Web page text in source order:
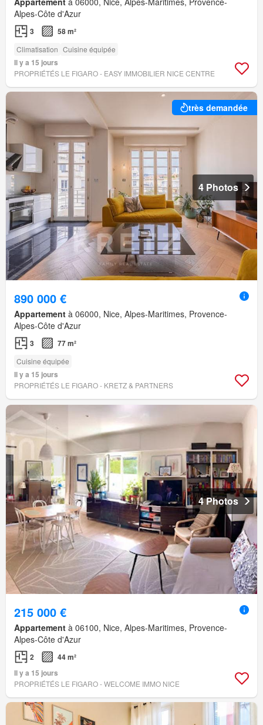
Alpes-Côte d'Azur
3 58 m²
Climatisation Cuisine équipée
Il y a 15 jours
PROPRIÉTÉS LE FIGARO - EASY IMMOBILIER NICE CENTRE
très demandée
4 Photos
890 000 €
Appartement à 06000, Nice, Alpes-Maritimes, Provence-
Alpes-Côte d'Azur
3 77 m²
Cuisine équipée
Il y a 15 jours
PROPRIÉTÉS LE FIGARO - KRETZ & PARTNERS
4 Photos
215 000 €
Appartement à 06100, Nice, Alpes-Maritimes, Provence-
Alpes-Côte d'Azur
2
44 m²
Il y a 15 jours
PROPRIÉTÉS LE FIGARO - WELCOME IMMO NICE